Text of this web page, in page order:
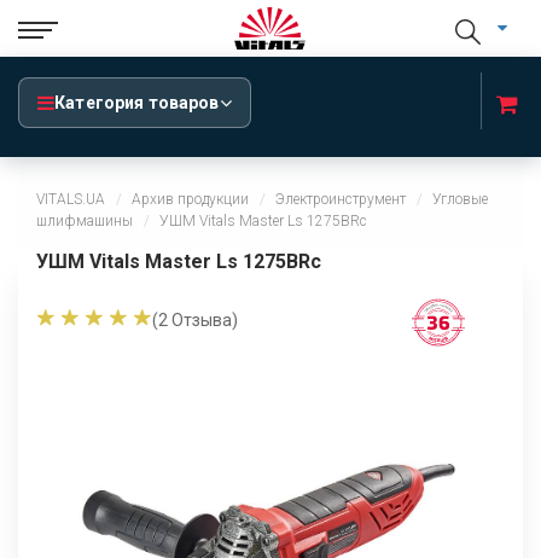
Категория товаров
VITALS.UA Архив продукции Электроинструмент
Угловые
шлифмашины
УШМ Vitals Master Ls 1275BRc
УШМ Vitals Master Ls 1275BRc
(2 Отзыва)